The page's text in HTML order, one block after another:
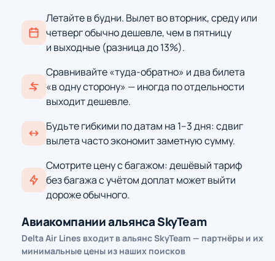
Летайте в будни. Вылет во вторник, среду или
четверг обычно дешевле, чем в пятницу
и выходные (разница до 13%).
Сравнивайте «туда-обратно» и два билета
«в одну сторону» — иногда по отдельности
выходит дешевле.
Будьте гибкими по датам на 1–3 дня: сдвиг
вылета часто экономит заметную сумму.
Смотрите цену с багажом: дешёвый тариф
без багажа с учётом доплат может выйти
дороже обычного.
Авиакомпании альянса SkyTeam
Delta Air Lines входит в альянс SkyTeam — партнёры и их
минимальные цены из наших поисков